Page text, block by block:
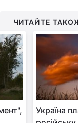
ЧИТАЙТЕ
Україна